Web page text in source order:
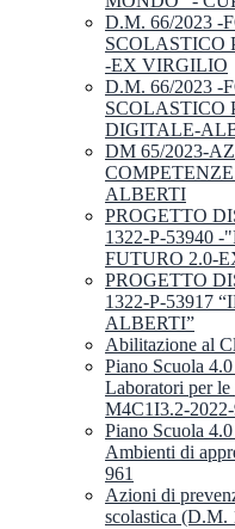
D.M. 66/2023 -
SCOLASTICO
-EX VIRGILIO
D.M. 66/2023 -
SCOLASTICO
DIGITALE-
DM 65/2023-
ALBERTI
PROGETTO
1322-P-53940
FUTURO 2.0-
PROGETTO
1322-P-53917
ALBERTI”
Abilitazione al
Piano Scuola
Laboratori per
M4C1I3.2-
Piano Scuola
Ambienti di
961
Azioni di
scolastica (D.M.